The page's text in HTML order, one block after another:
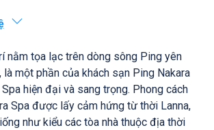
nằm tọa lạc trên dòng sông Ping yên
là một phần của khách sạn Ping Nakara
hiện đại và sang trọng. Phong cách
Spa được lấy cảm hứng từ thời Lanna,
như kiểu các tòa nhà thuộc địa thời